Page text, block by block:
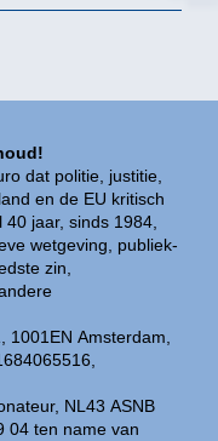
dat politie, justitie,
en de EU kritisch
jaar, sinds 1984,
wetgeving, publiek-
zin,
1001EN Amsterdam,
NL43 ASNB
04 ten name van